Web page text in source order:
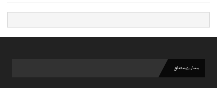
ہمارے متعلق